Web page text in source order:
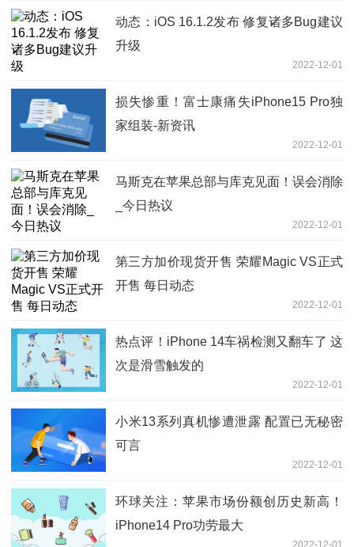
动态：iOS 16.1.2发布 修复诸多Bug建议
升级
2022-12-01
损失惨重！富士康痛失iPhone15 Pro独
家组装-新资讯
2022-12-01
马斯克在苹果总部与库克见面！误会消除
_今日热议
2022-12-01
第三方加价现货开售 荣耀Magic VS正式
开售 每日动态
2022-12-01
热点评！iPhone 14车祸检测又翻车了 这
次是滑雪触发的
2022-12-01
小米13系列真机惨遭泄露 配置已无秘密
可言
2022-12-01
环球关注：苹果市场份额创历史新高！
iPhone14 Pro功劳最大
2022-12-01